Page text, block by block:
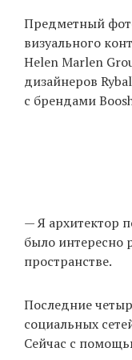
Предметный
визуального
Helen Marlen
дизайнеров
с брендами
— Я архитектор
было интересно
пространстве.
Последние
социальных
Сейчас с